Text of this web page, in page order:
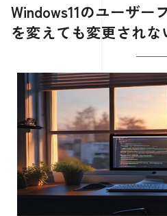
Windows11のユーザー
を変えても変更されな